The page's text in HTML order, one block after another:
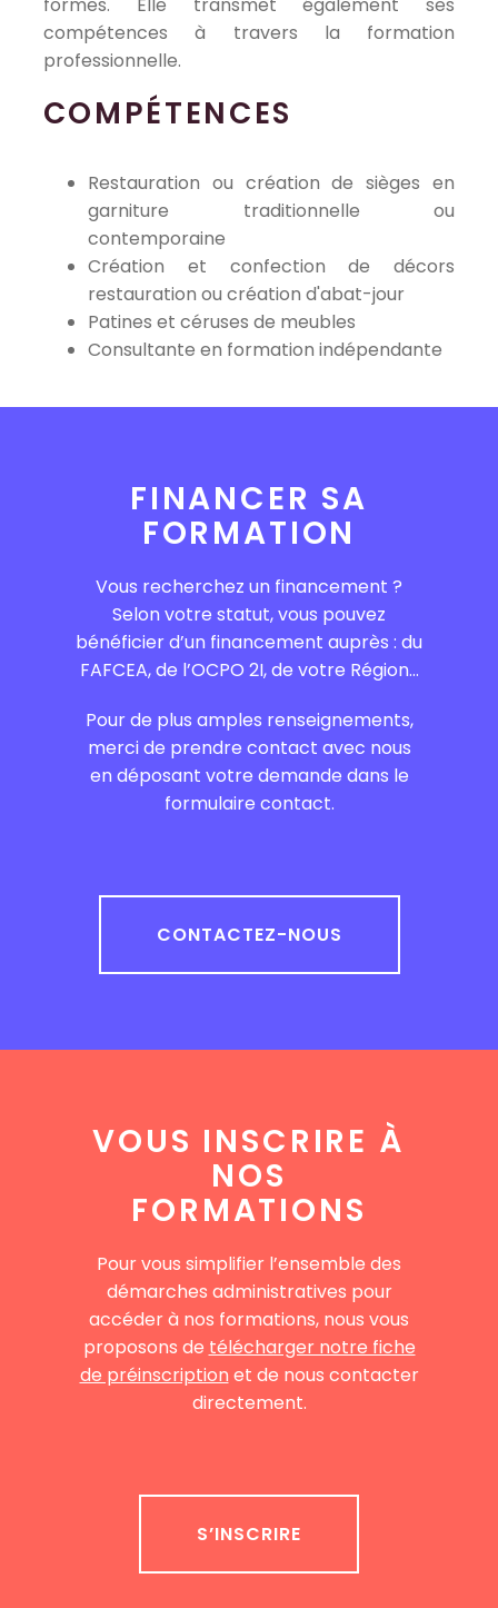
compétences à travers la formation
professionnelle.
COMPÉTENCES
Restauration ou création de sièges en
garniture traditionnelle ou
contemporaine
Création et confection de décors
restauration ou création d'abat-jour
Patines et céruses de meubles
Consultante en formation indépendante
FINANCER SA
FORMATION
Vous recherchez un financement ?
Selon votre statut, vous pouvez
bénéficier d’un financement auprès : du
FAFCEA, de l’OCPO 2I, de votre Région…
Pour de plus amples renseignements,
merci de prendre contact avec nous
en déposant votre demande dans le
formulaire contact.
CONTACTEZ-NOUS
VOUS INSCRIRE À
NOS
FORMATIONS
Pour vous simplifier l’ensemble des
démarches administratives pour
accéder à nos formations, nous vous
proposons de télécharger notre fiche
de préinscription et de nous contacter
directement.
S’INSCRIRE